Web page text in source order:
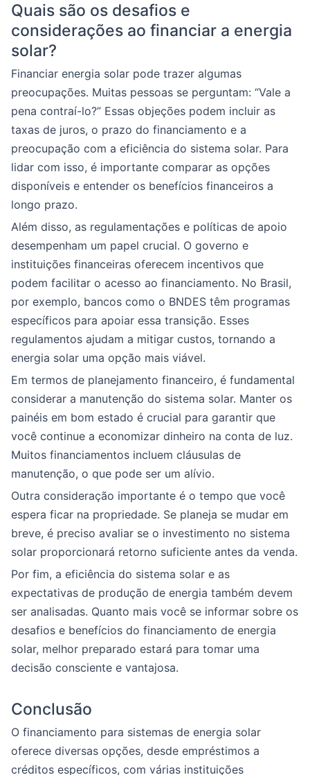
Quais são os desafios e
considerações ao financiar a energia
solar?
Financiar energia solar pode trazer algumas
preocupações. Muitas pessoas se perguntam: “Vale a
pena contraí-lo?” Essas objeções podem incluir as
taxas de juros, o prazo do financiamento e a
preocupação com a eficiência do sistema solar. Para
lidar com isso, é importante comparar as opções
disponíveis e entender os benefícios financeiros a
longo prazo.
Além disso, as regulamentações e políticas de apoio
desempenham um papel crucial. O governo e
instituições financeiras oferecem incentivos que
podem facilitar o acesso ao financiamento. No Brasil,
por exemplo, bancos como o BNDES têm programas
específicos para apoiar essa transição. Esses
regulamentos ajudam a mitigar custos, tornando a
energia solar uma opção mais viável.
Em termos de planejamento financeiro, é fundamental
considerar a manutenção do sistema solar. Manter os
painéis em bom estado é crucial para garantir que
você continue a economizar dinheiro na conta de luz.
Muitos financiamentos incluem cláusulas de
manutenção, o que pode ser um alívio.
Outra consideração importante é o tempo que você
espera ficar na propriedade. Se planeja se mudar em
breve, é preciso avaliar se o investimento no sistema
solar proporcionará retorno suficiente antes da venda.
Por fim, a eficiência do sistema solar e as
expectativas de produção de energia também devem
ser analisadas. Quanto mais você se informar sobre os
desafios e benefícios do financiamento de energia
solar, melhor preparado estará para tomar uma
decisão consciente e vantajosa.
Conclusão
O financiamento para sistemas de energia solar
oferece diversas opções, desde empréstimos a
créditos específicos, com várias instituições